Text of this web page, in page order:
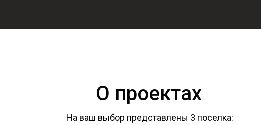
О проектах
На ваш выбор представлены 3 поселка: